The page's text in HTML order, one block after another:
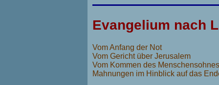
Evangelium nach
Vom Anfang der Not
Vom Gericht über Jerusalem
Vom Kommen des Menschensohnes
Mahnungen im Hinblick auf das